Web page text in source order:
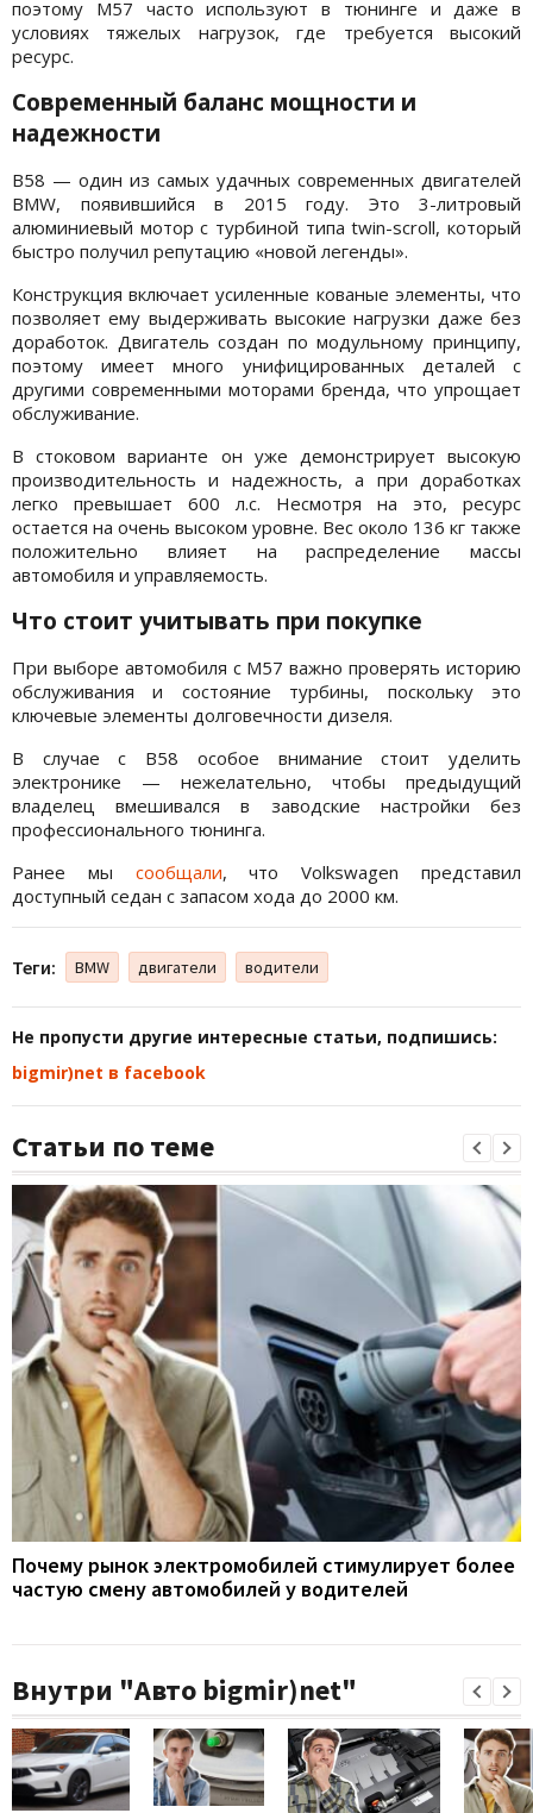
поэтому M57 часто используют в тюнинге и даже в
условиях тяжелых нагрузок, где требуется высокий
ресурс.
Современный баланс мощности и
надежности
B58 — один из самых удачных современных двигателей
BMW, появившийся в 2015 году. Это 3-литровый
алюминиевый мотор с турбиной типа twin-scroll, который
быстро получил репутацию «новой легенды».
Конструкция включает усиленные кованые элементы, что
позволяет ему выдерживать высокие нагрузки даже без
доработок. Двигатель создан по модульному принципу,
поэтому имеет много унифицированных деталей с
другими современными моторами бренда, что упрощает
обслуживание.
В стоковом варианте он уже демонстрирует высокую
производительность и надежность, а при доработках
легко превышает 600 л.с. Несмотря на это, ресурс
остается на очень высоком уровне. Вес около 136 кг также
положительно влияет на распределение массы
автомобиля и управляемость.
Что стоит учитывать при покупке
При выборе автомобиля с M57 важно проверять историю
обслуживания и состояние турбины, поскольку это
ключевые элементы долговечности дизеля.
В случае с B58 особое внимание стоит уделить
электронике — нежелательно, чтобы предыдущий
владелец вмешивался в заводские настройки без
профессионального тюнинга.
Ранее мы сообщали, что Volkswagen представил
доступный седан с запасом хода до 2000 км.
Теги: BMW двигатели водители
Не пропусти другие интересные статьи, подпишись:
bigmir)net в facebook
Статьи по теме
Почему рынок электромобилей стимулирует более
частую смену автомобилей у водителей
Внутри "Авто bigmir)net"